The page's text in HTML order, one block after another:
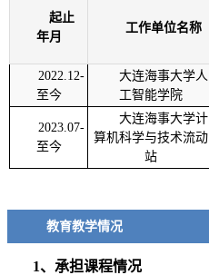
起止
年月
工作单位名称
2022.12-
至今
大连海事大学人
工智能学院
2023.07-
至今
大连海事大学计
算机科学与技术流动
站
教育教学情况
1、承担课程情况